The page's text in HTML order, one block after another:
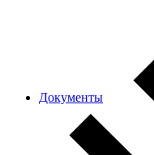
Документы